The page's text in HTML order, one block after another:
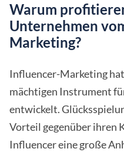
Warum
Unternehmen
Marketing?
Influencer-Marketing
mächtigen Instrument
entwickelt.
Vorteil gegenüber ihren
Influencer eine große